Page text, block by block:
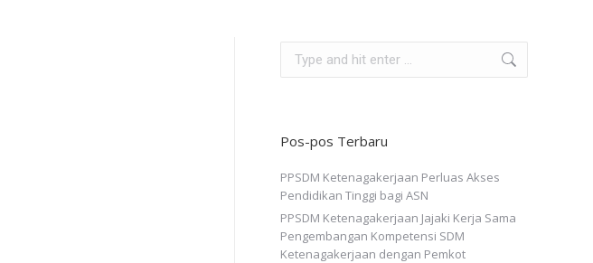
Pos-pos Terbaru
PPSDM Ketenagakerjaan Perluas Akses
Pendidikan Tinggi bagi ASN
PPSDM Ketenagakerjaan Jajaki Kerja Sama
Pengembangan Kompetensi SDM
Ketenagakerjaan dengan Pemkot